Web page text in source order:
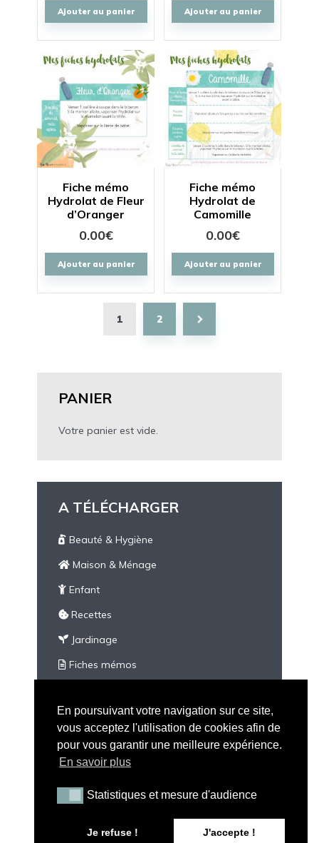
Ajouter au panier Ajouter au panier
Fiche mémo
Hydrolat de Fleur
d’Oranger
0.00€
Ajouter au panier
Fiche mémo
Hydrolat de
Camomille
0.00€
Ajouter au panier
1 2
PANIER
Votre panier est vide.
A TÉLÉCHARGER
Beauté & Hygiène
Maison & Ménage
Enfant
Recettes
Jardinage
Fiches mémos
Divers
Tous droits réservés - Peau Neuve © 2026 |Mention
En poursuivant votre navigation sur ce site,
vous acceptez l'utilisation de cookies afin de
pour vous garantir une meilleure expérience.
En savoir plus
Statistiques et mesure d'audience
Statistiques et mesure d'audience
Je refuse ! J'accepte !